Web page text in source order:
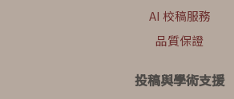
AI 校稿服務
品質保證
投稿與學術支援